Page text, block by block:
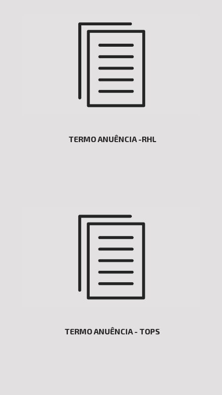
TERMO ANUÊNCIA -RHL
TERMO ANUÊNCIA - TOPS